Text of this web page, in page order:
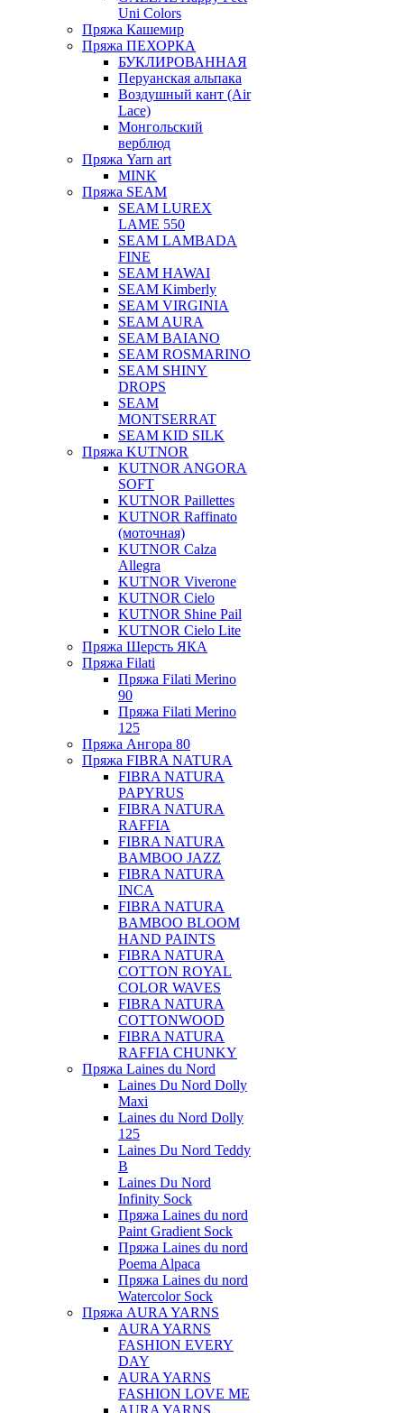
Uni Colors
Пряжа Кашемир
Пряжа ПЕХОРКА
БУКЛИРОВАННАЯ
Перуанская альпака
Воздушный кант (Air
Lace)
Монгольский
верблюд
Пряжа Yarn art
MINK
Пряжа SEAM
SEAM LUREX
LAME 550
SEAM LAMBADA
FINE
SEAM HAWAI
SEAM Kimberly
SEAM VIRGINIA
SEAM AURA
SEAM BAIANO
SEAM ROSMARINO
SEAM SHINY
DROPS
SEAM
MONTSERRAT
SEAM KID SILK
Пряжа KUTNOR
KUTNOR ANGORA
SOFT
KUTNOR Paillettes
KUTNOR Raffinato
(моточная)
KUTNOR Calza
Allegra
KUTNOR Viverone
KUTNOR Cielo
KUTNOR Shine Pail
KUTNOR Cielo Lite
Пряжа Шерсть ЯКА
Пряжа Filati
Пряжа Filati Merino
90
Пряжа Filati Merino
125
Пряжа Ангора 80
Пряжа FIBRA NATURA
FIBRA NATURA
PAPYRUS
FIBRA NATURA
RAFFIA
FIBRA NATURA
BAMBOO JAZZ
FIBRA NATURA
INCA
FIBRA NATURA
BAMBOO BLOOM
HAND PAINTS
FIBRA NATURA
COTTON ROYAL
COLOR WAVES
FIBRA NATURA
COTTONWOOD
FIBRA NATURA
RAFFIA CHUNKY
Пряжа Laines du Nord
Laines Du Nord Dolly
Maxi
Laines du Nord Dolly
125
Laines Du Nord Teddy
B
Laines Du Nord
Infinity Sock
Пряжа Laines du nord
Paint Gradient Sock
Пряжа Laines du nord
Poema Alpaca
Пряжа Laines du nord
Watercolor Sock
Пряжа AURA YARNS
AURA YARNS
FASHION EVERY
DAY
AURA YARNS
FASHION LOVE ME
AURA YARNS